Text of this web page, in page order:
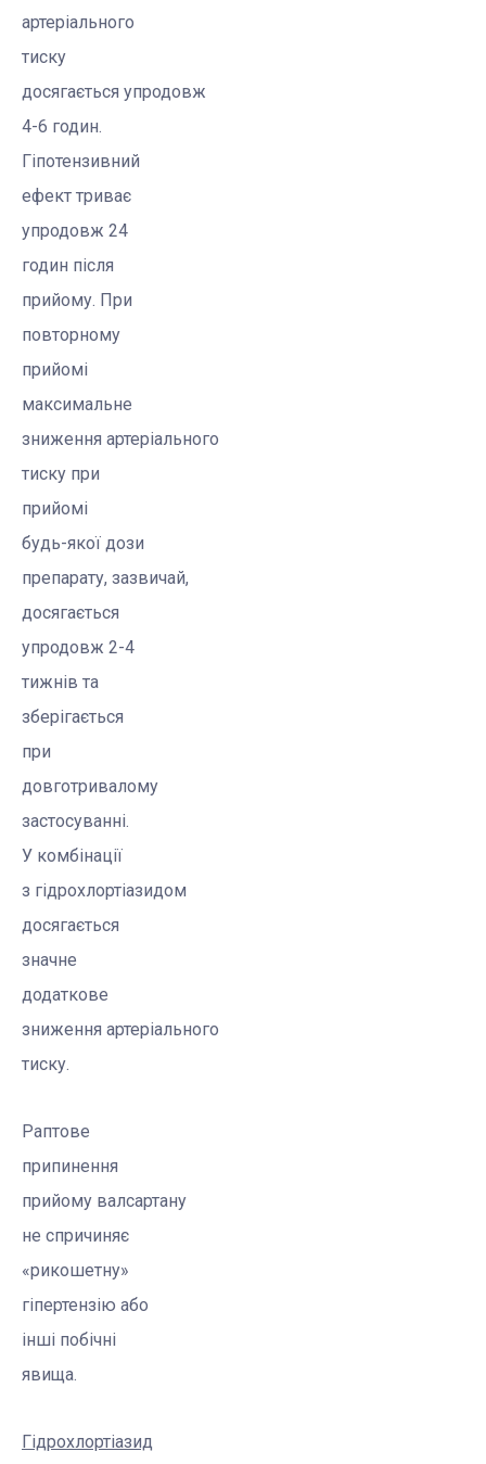
артеріального
тиску
досягається упродовж
4-6 годин.
Гіпотензивний
ефект триває
упродовж 24
годин після
прийому. При
повторному
прийомі
максимальне
зниження артеріального
тиску при
прийомі
будь-якої дози
препарату, зазвичай,
досягається
упродовж 2-4
тижнів та
зберігається
при
довготривалому
застосуванні.
У комбінації
з гідрохлортіазидом
досягається
значне
додаткове
зниження артеріального
тиску.
Раптове
припинення
прийому валсартану
не спричиняє
«рикошетну»
гіпертензію або
інші побічні
явища.
Гідрохлортіазид